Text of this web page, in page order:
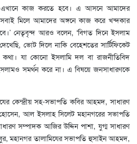
কাজ করতে হবে। এ আসনে আমাদের
সবাই মিলে আমাদের অঙ্গনে কাজ করে খন্দকার
নেতৃবৃন্দ আরও বলেন, ‘বিগত দিনে ইসলাম
ভোট দিলে নাকি বেহেশতের সার্টিফিকেট
যা কোনো ইসলামি দল বা রাজনীতিবিদ
সমর্থন করে না। এ বিষয়ে জনসাধারণকে
কেন্দ্রীয় সহ-সভাপতি কবির আহমদ, সাধারণ
আল ইসলাহ সিলেট মহানগরের সভাপতি
সম্পাদক আজির উদ্দিন পাশা, যুগ্ম সাধারণ
মহানগর তালামিযের সভাপতি হুসাইন আহমদ,